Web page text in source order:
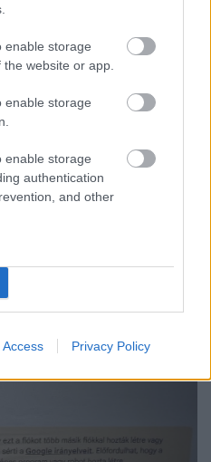
enable storage
website or app.
enable storage
enable storage
authentication
and other
Access Privacy Policy
ÉS
A LÁTOGATÓKAT A